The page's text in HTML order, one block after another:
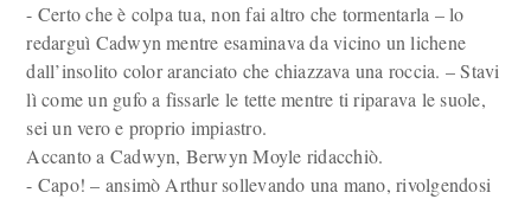
- Certo che è colpa tua, non fai altro che tormentarla – lo
redarguì Cadwyn mentre esaminava da vicino un lichene
dall’insolito color aranciato che chiazzava una roccia. – Stavi
lì come un gufo a fissarle le tette mentre ti riparava le suole,
sei un vero e proprio impiastro.
Accanto a Cadwyn, Berwyn Moyle ridacchiò.
- Capo! – ansimò Arthur sollevando una mano, rivolgendosi